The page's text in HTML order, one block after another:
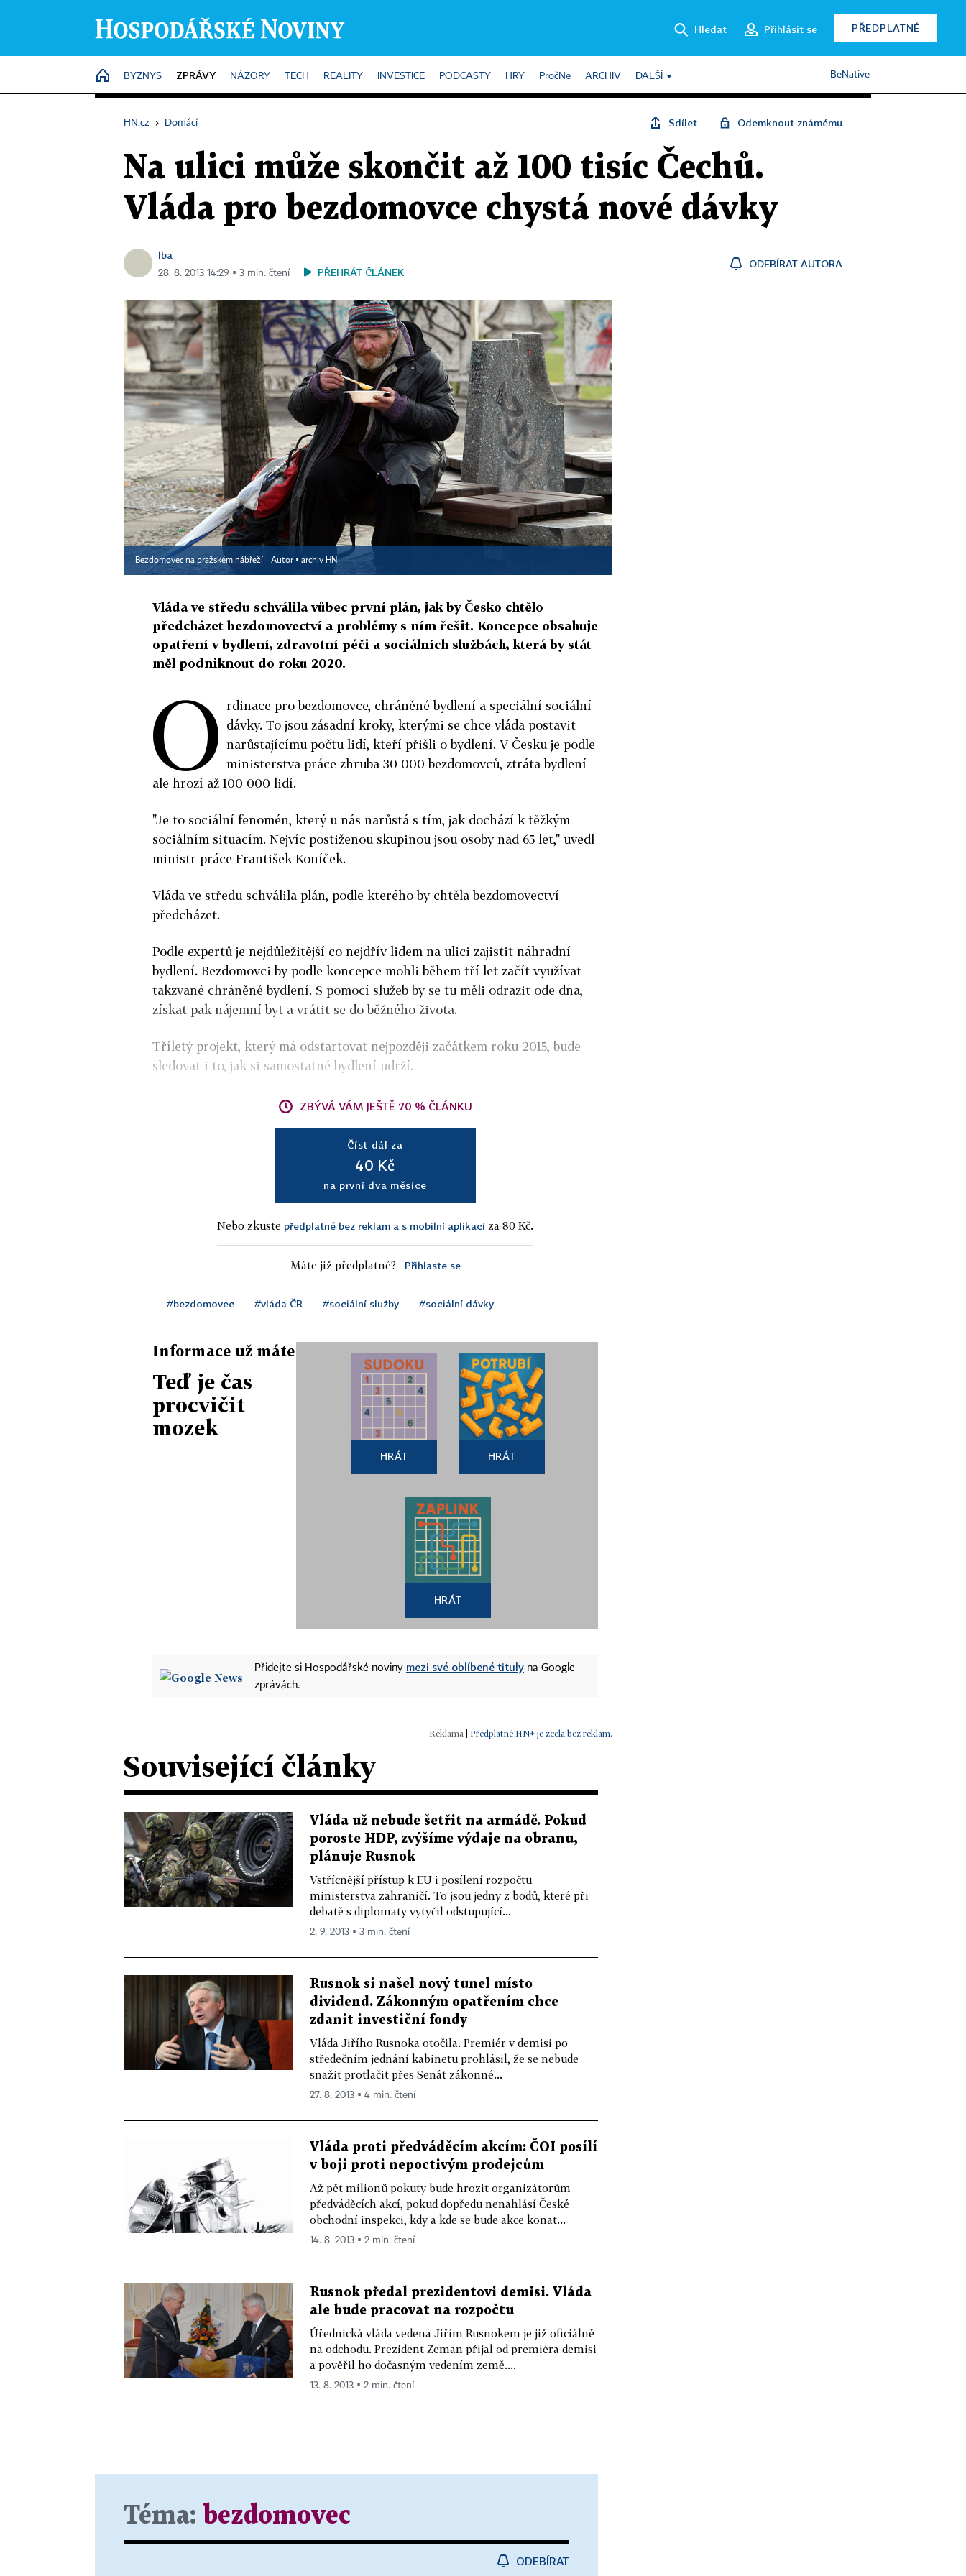
Hledat Přihlásit se PŘEDPLATNÉ
HOME
BYZNYS ZPRÁVY NÁZORY TECH REALITY INVESTICE PODCASTY HRY PročNe ARCHIV DALŠÍ BeNative
HN.cz › Domácí Sdílet Odemknout známému
Na ulici může skončit až 100 tisíc Čechů.
Vláda pro bezdomovce chystá nové dávky
lba
28. 8. 2013 14:29 ▪ 3 min. čtení PŘEHRÁT ČLÁNEK
ODEBÍRAT AUTORA
Bezdomovec na pražském nábřeží Autor ▪ archiv HN
Vláda ve středu schválila vůbec první plán, jak by Česko chtělo
předcházet bezdomovectví a problémy s ním řešit. Koncepce obsahuje
opatření v bydlení, zdravotní péči a sociálních službách, která by stát
měl podniknout do roku 2020.
O rdinace pro bezdomovce, chráněné bydlení a speciální sociální
dávky. To jsou zásadní kroky, kterými se chce vláda postavit
narůstajícímu počtu lidí, kteří přišli o bydlení. V Česku je podle
ministerstva práce zhruba 30 000 bezdomovců, ztráta bydlení
ale hrozí až 100 000 lidí.
"Je to sociální fenomén, který u nás narůstá s tím, jak dochází k těžkým
sociálním situacím. Nejvíc postiženou skupinou jsou osoby nad 65 let," uvedl
ministr práce František Koníček.
Vláda ve středu schválila plán, podle kterého by chtěla bezdomovectví
předcházet.
Podle expertů je nejdůležitější co nejdřív lidem na ulici zajistit náhradní
bydlení. Bezdomovci by podle koncepce mohli během tří let začít využívat
takzvané chráněné bydlení. S pomocí služeb by se tu měli odrazit ode dna,
získat pak nájemní byt a vrátit se do běžného života.
Tříletý projekt, který má odstartovat nejpozději začátkem roku 2015, bude
sledovat i to, jak si samostatné bydlení udrží.
ZBÝVÁ VÁM JEŠTĚ 70 % ČLÁNKU
Číst dál za
40 Kč
na první dva měsíce
Nebo zkuste předplatné bez reklam a s mobilní aplikací za 80 Kč.
Máte již předplatné? Přihlaste se
#bezdomovec #vláda ČR #sociální služby #sociální dávky
Informace už máte
Teď je čas
procvičit
mozek
HRÁT HRÁT
HRÁT
Přidejte si Hospodářské noviny mezi své oblíbené tituly na Google
zprávách.
| Předplatné HN+ je zcela bez reklam.
Související články
Vláda už nebude šetřit na armádě. Pokud
poroste HDP, zvýšíme výdaje na obranu,
plánuje Rusnok
Vstřícnější přístup k EU i posílení rozpočtu
ministerstva zahraničí. To jsou jedny z bodů, které při
debatě s diplomaty vytyčil odstupující...
2. 9. 2013 ▪ 3 min. čtení
Rusnok si našel nový tunel místo
dividend. Zákonným opatřením chce
zdanit investiční fondy
Vláda Jiřího Rusnoka otočila. Premiér v demisi po
středečním jednání kabinetu prohlásil, že se nebude
snažit protlačit přes Senát zákonné...
27. 8. 2013 ▪ 4 min. čtení
Vláda proti předváděcím akcím: ČOI posílí
v boji proti nepoctivým prodejcům
Až pět milionů pokuty bude hrozit organizátorům
předváděcích akcí, pokud dopředu nenahlásí České
obchodní inspekci, kdy a kde se bude akce konat...
14. 8. 2013 ▪ 2 min. čtení
Rusnok předal prezidentovi demisi. Vláda
ale bude pracovat na rozpočtu
Úřednická vláda vedená Jiřím Rusnokem je již oficiálně
na odchodu. Prezident Zeman přijal od premiéra demisi
a pověřil ho dočasným vedením země....
13. 8. 2013 ▪ 2 min. čtení
Téma: bezdomovec
ODEBÍRAT